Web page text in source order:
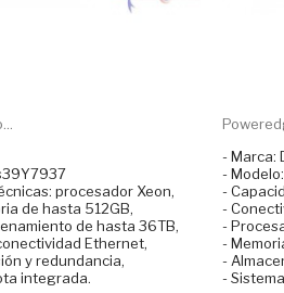
procesador Xeon,
de hasta 512GB,
de hasta 36TB,
Ethernet,
y redundancia,
integrada.
- Marca:
-
-
-
-
-
-
-